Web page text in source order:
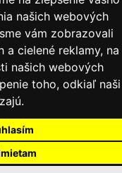
našich webových
vám zobrazovali
a cielené reklamy, na
našich webových
toho, odkiaľ naši
ZÁKAZNÍCKEJ ZÓNY
podmienky
údajov